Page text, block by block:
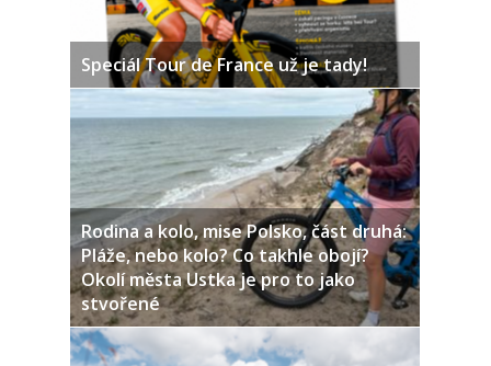
Speciál Tour de France už je tady!
Rodina a kolo, mise Polsko, část druhá:
Pláže, nebo kolo? Co takhle obojí?
Okolí města Ustka je pro to jako
stvořené